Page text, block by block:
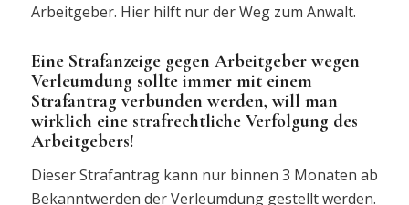
Arbeitgeber. Hier hilft nur der Weg zum Anwalt.
Eine Strafanzeige gegen Arbeitgeber wegen
Verleumdung sollte immer mit einem
Strafantrag verbunden werden, will man
wirklich eine strafrechtliche Verfolgung des
Arbeitgebers!
Dieser Strafantrag kann nur binnen 3 Monaten ab
Bekanntwerden der Verleumdung gestellt werden.